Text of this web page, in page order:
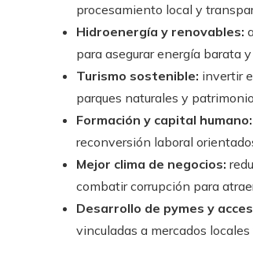
procesamiento local y
Hidroenergía y renovables:
para asegurar energía barata
Turismo sostenible: invertir
parques naturales y
Formación y capital humano:
reconversión laboral
Mejor clima de negocios:
combatir corrupción para
Desarrollo de pymes y
vinculadas a mercados